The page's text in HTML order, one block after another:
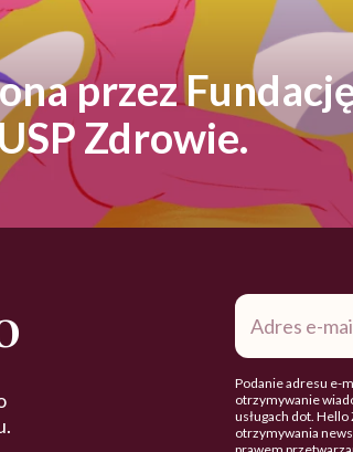
przez
Zdrowie.
Adres
mail*
Podanie adresu e-
otrzymywanie
usługach dot.
otrzymywania